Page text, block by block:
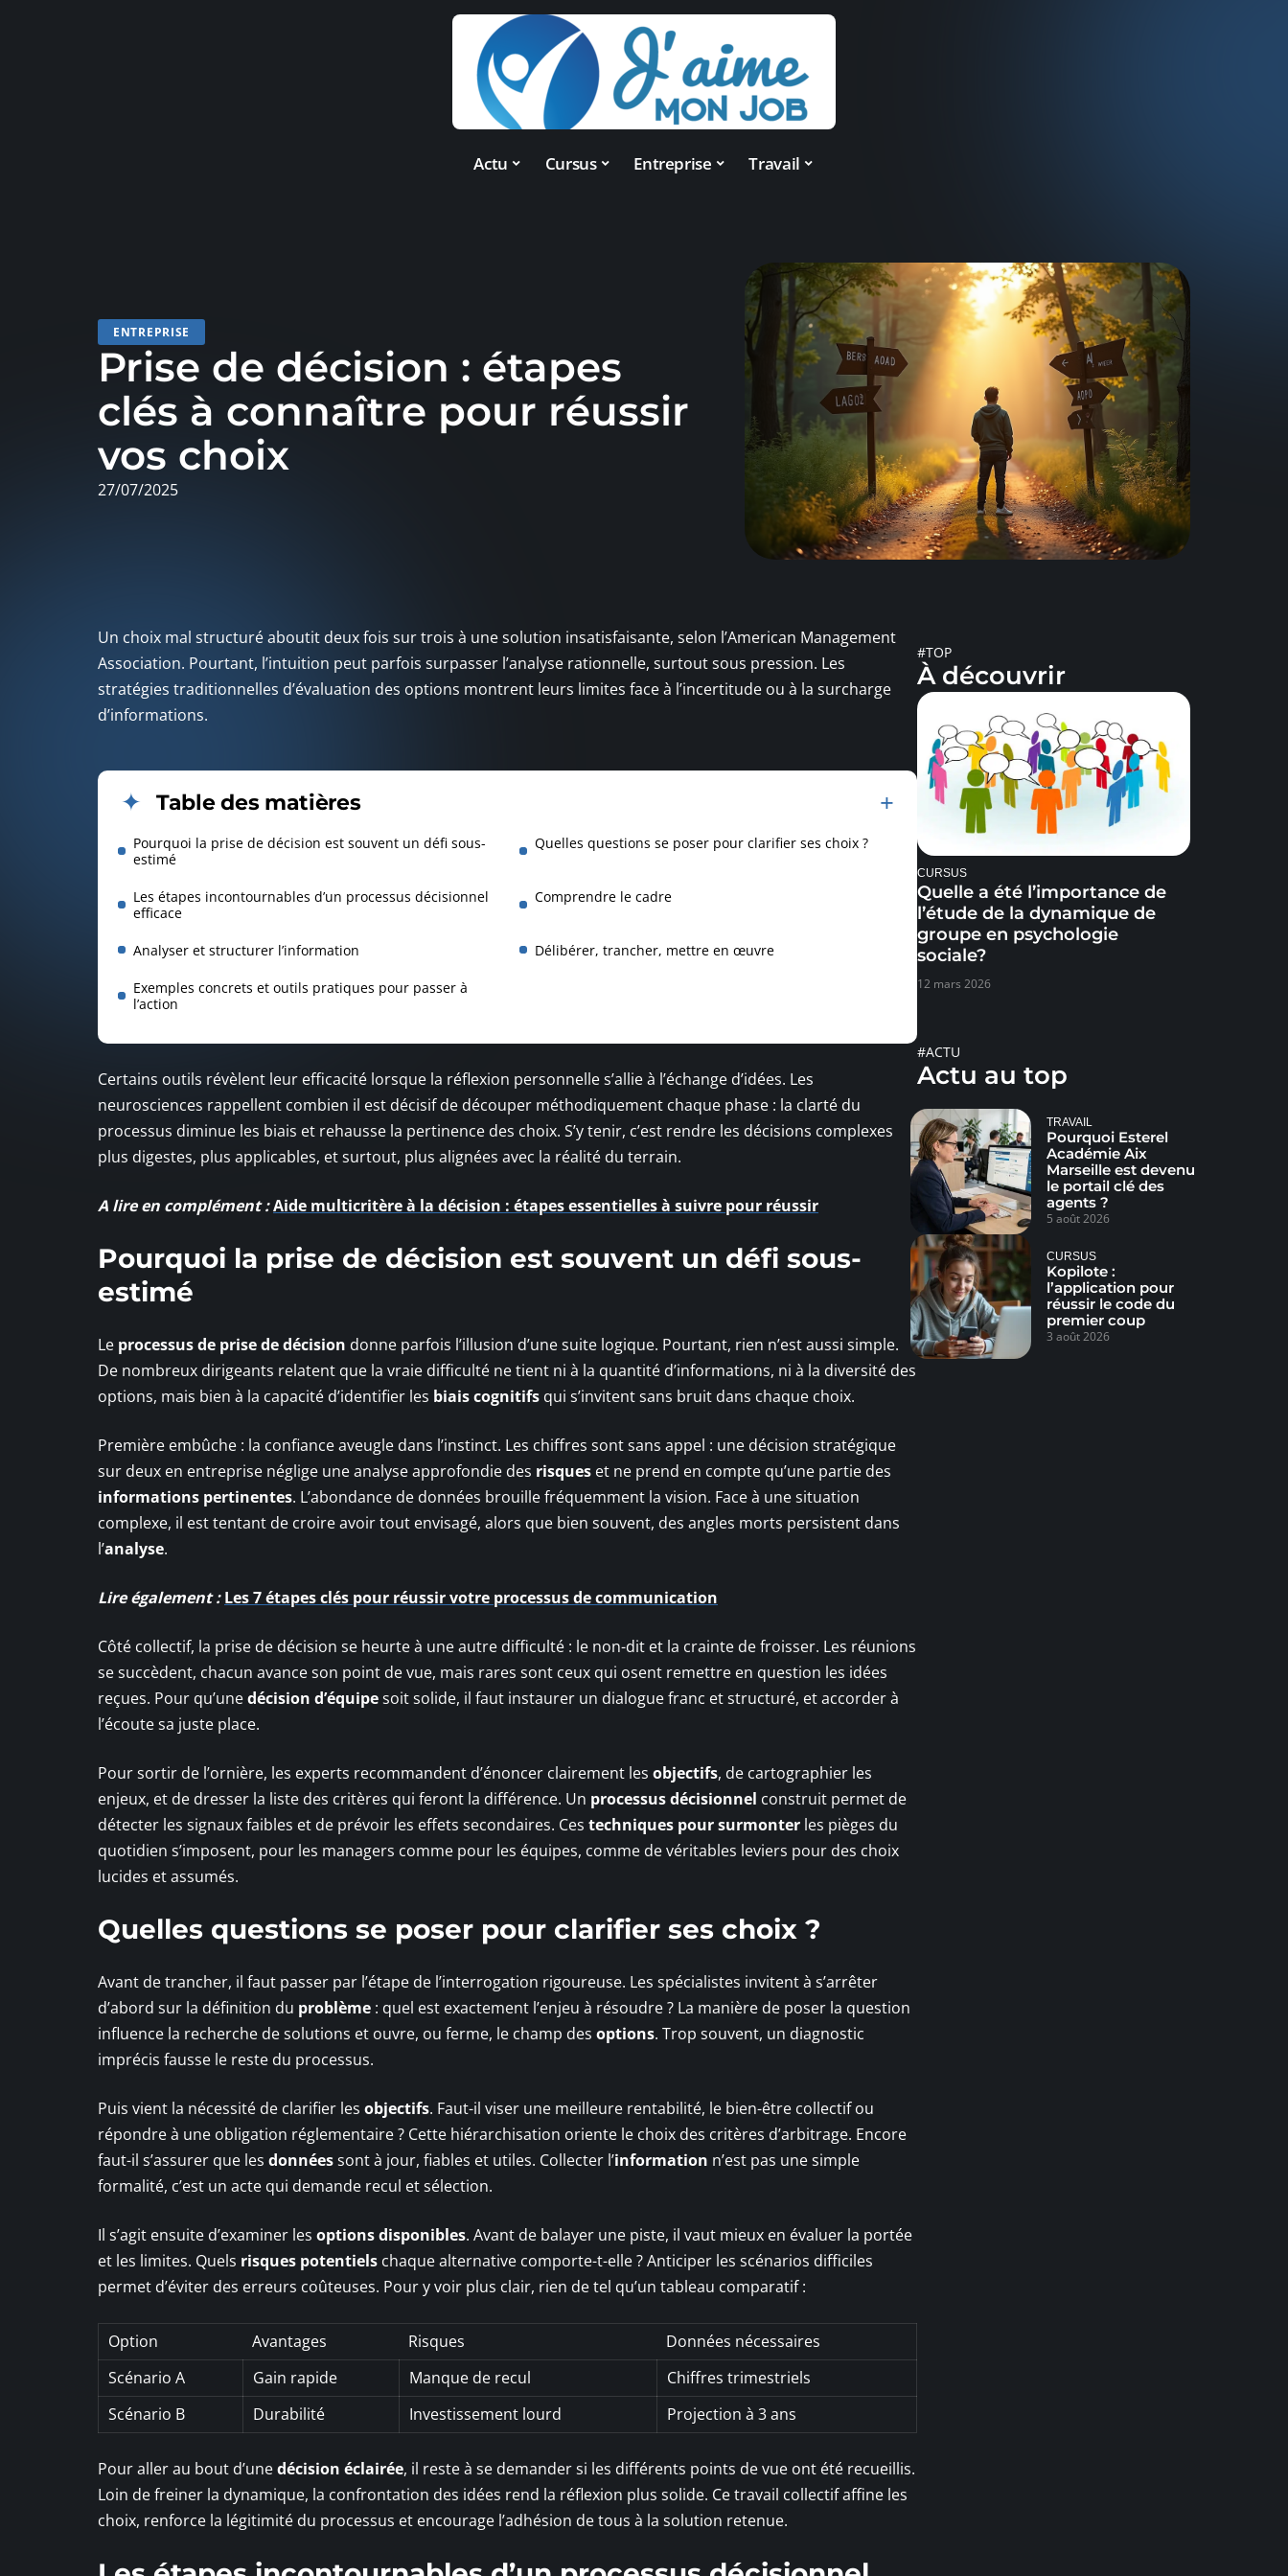
Actu Cursus Entreprise Travail
ENTREPRISE
Prise de décision : étapes
clés à connaître pour réussir
vos choix
27/07/2025
Un choix mal structuré aboutit deux fois sur trois à une solution insatisfaisante, selon l’American Management
Association. Pourtant, l’intuition peut parfois surpasser l’analyse rationnelle, surtout sous pression. Les
stratégies traditionnelles d’évaluation des options montrent leurs limites face à l’incertitude ou à la surcharge
d’informations.
Table des matières
Pourquoi la prise de décision est souvent un défi sous-
estimé
Quelles questions se poser pour clarifier ses choix ?
Les étapes incontournables d’un processus décisionnel
efficace
Comprendre le cadre
Analyser et structurer l’information Délibérer, trancher, mettre en œuvre
Exemples concrets et outils pratiques pour passer à
l’action
Certains outils révèlent leur efficacité lorsque la réflexion personnelle s’allie à l’échange d’idées. Les
neurosciences rappellent combien il est décisif de découper méthodiquement chaque phase : la clarté du
processus diminue les biais et rehausse la pertinence des choix. S’y tenir, c’est rendre les décisions complexes
plus digestes, plus applicables, et surtout, plus alignées avec la réalité du terrain.
A lire en complément :Aide multicritère à la décision : étapes essentielles à suivre pour réussir
Pourquoi la prise de décision est souvent un défi sous-
estimé
Le processus de prise de décision donne parfois l’illusion d’une suite logique. Pourtant, rien n’est aussi simple.
De nombreux dirigeants relatent que la vraie difficulté ne tient ni à la quantité d’informations, ni à la diversité des
options, mais bien à la capacité d’identifier les biais cognitifs qui s’invitent sans bruit dans chaque choix.
Première embûche : la confiance aveugle dans l’instinct. Les chiffres sont sans appel : une décision stratégique
sur deux en entreprise néglige une analyse approfondie des risques et ne prend en compte qu’une partie des
informations pertinentes. L’abondance de données brouille fréquemment la vision. Face à une situation
complexe, il est tentant de croire avoir tout envisagé, alors que bien souvent, des angles morts persistent dans
l’analyse.
Lire également : Les 7 étapes clés pour réussir votre processus de communication
Côté collectif, la prise de décision se heurte à une autre difficulté : le non-dit et la crainte de froisser. Les réunions
se succèdent, chacun avance son point de vue, mais rares sont ceux qui osent remettre en question les idées
reçues. Pour qu’unedécision d’équipesoit solide, il faut instaurer un dialogue franc et structuré, et accorder à
l’écoute sa juste place.
Pour sortir de l’ornière, les experts recommandent d’énoncer clairement les objectifs, de cartographier les
enjeux, et de dresser la liste des critères qui feront la différence. Un processus décisionnel construit permet de
détecter les signaux faibles et de prévoir les effets secondaires. Ces techniques pour surmonter les pièges du
quotidien s’imposent, pour les managers comme pour les équipes, comme de véritables leviers pour des choix
lucides et assumés.
Quelles questions se poser pour clarifier ses choix ?
Avant de trancher, il faut passer par l’étape de l’interrogation rigoureuse. Les spécialistes invitent à s’arrêter
d’abord sur la définition du problème : quel est exactement l’enjeu à résoudre ? La manière de poser la question
influence la recherche de solutions et ouvre, ou ferme, le champ des options. Trop souvent, un diagnostic
imprécis fausse le reste du processus.
Puis vient la nécessité de clarifier les objectifs. Faut-il viser une meilleure rentabilité, le bien-être collectif ou
répondre à une obligation réglementaire ? Cette hiérarchisation oriente le choix des critères d’arbitrage. Encore
faut-il s’assurer que les donnéessont à jour, fiables et utiles. Collecter l’information n’est pas une simple
formalité, c’est un acte qui demande recul et sélection.
Il s’agit ensuite d’examiner les options disponibles. Avant de balayer une piste, il vaut mieux en évaluer la portée
et les limites. Quels risques potentiels chaque alternative comporte-t-elle ? Anticiper les scénarios difficiles
permet d’éviter des erreurs coûteuses. Pour y voir plus clair, rien de tel qu’un tableau comparatif :
Option Avantages Risques
Données nécessaires
Scénario A
Gain rapide Manque de recul
Chiffres trimestriels
Scénario B
Durabilité Investissement lourd Projection à 3 ans
Pour aller au bout d’unedécision éclairée, il reste à se demander si les différents points de vue ont été recueillis.
Loin de freiner la dynamique, la confrontation des idées rend la réflexion plus solide. Ce travail collectif affine les
choix, renforce la légitimité du processus et encourage l’adhésion de tous à la solution retenue.
#TOP
À découvrir
CURSUS
Quelle a été l’importance de
l’étude de la dynamique de
groupe en psychologie
sociale?
12 mars 2026
#ACTU
Actu au top
TRAVAIL
Pourquoi Esterel
Académie Aix
Marseille est devenu
le portail clé des
agents ?
5 août 2026
CURSUS
Kopilote :
l’application pour
réussir le code du
premier coup
3 août 2026